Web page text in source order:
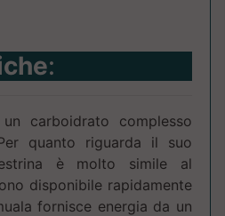
:
carboidrato complesso
quanto riguarda il suo
è molto simile al
disponibile rapidamente
fornisce energia da un